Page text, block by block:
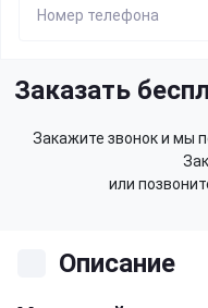
Заказать
Закажите звонок и мы
или
Описание